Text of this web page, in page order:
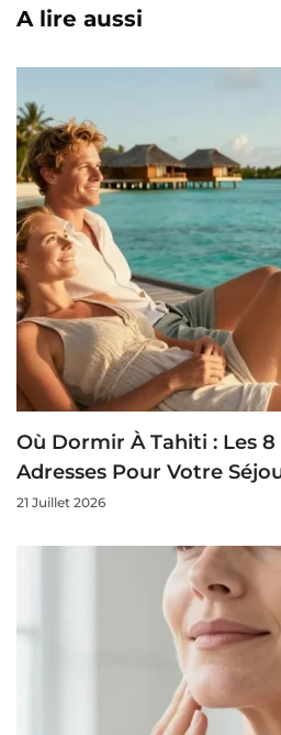
A lire aussi
Où Dormir À Tahiti : Les
Adresses Pour Votre
21 Juillet 2026